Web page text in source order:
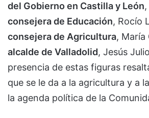
del Gobierno en Castilla y León
consejera de Educación, Rocío
consejera de Agricultura, María
alcalde de Valladolid, Jesús
presencia de estas figuras
que se le da a la agricultura y a
la agenda política de la